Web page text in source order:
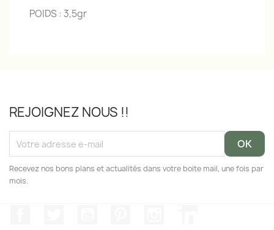
POIDS : 3,5gr
REJOIGNEZ NOUS !!
Recevez nos bons plans et actualités dans votre boite mail, une fois par
mois.